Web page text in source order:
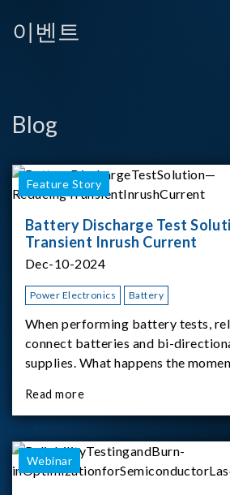
이벤트
Blog
Feature Story
Battery Discharge Test
Transient Inrush Current
Dec-10-2024
Power Electronics Battery
When performing battery tests,
connect batteries and bi-
supplies. What happens the
experimental equipment for this
applicati
Read more
Webinar